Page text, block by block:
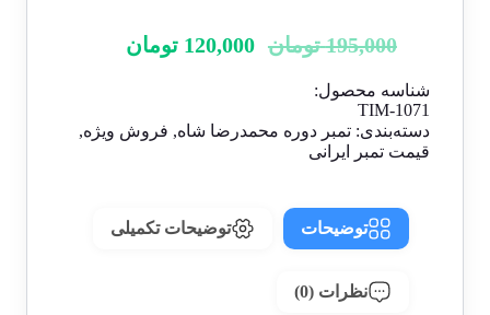
195,000 تومان 120,000 تومان
شناسه محصول:
TIM-1071
دسته‌بندی:تمبر دوره محمدرضا شاه, فروش ویژه,
قیمت تمبر ایرانی
توضیحات توضیحات تکمیلی
نظرات (0)